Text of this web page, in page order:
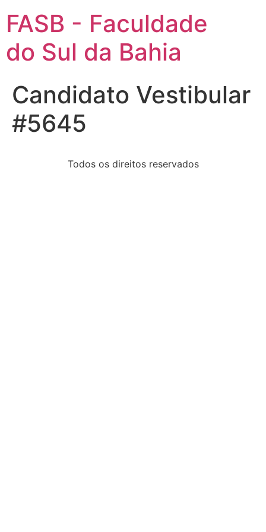
FASB - Faculdade
do Sul da Bahia
Candidato Vestibular
#5645
Todos os direitos reservados